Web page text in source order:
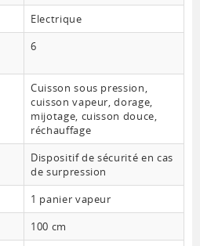
Electrique
6
Cuisson sous pression,
cuisson vapeur, dorage,
mijotage, cuisson douce,
réchauffage
Dispositif de sécurité en cas
de surpression
1 panier vapeur
100 cm